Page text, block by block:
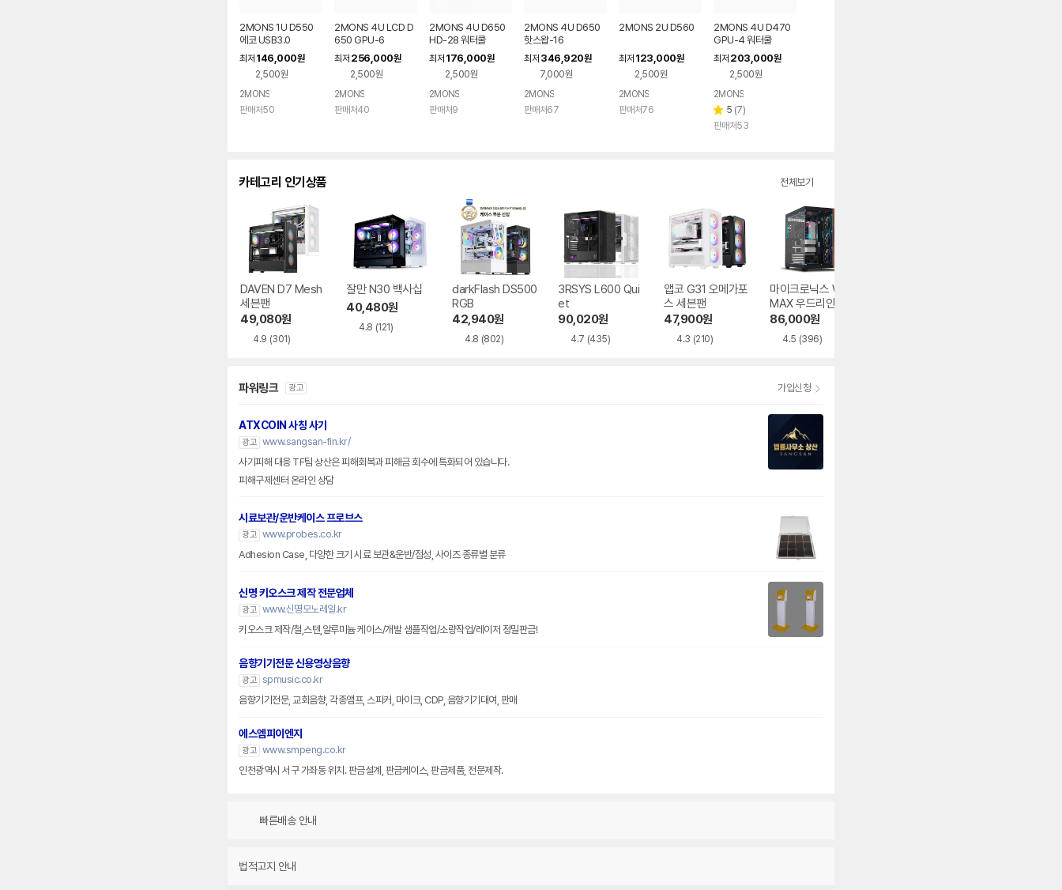
2MONS 1U D550
에코 USB3.0
최저 146,000원
2,500원
2MONS
판매처50
2MONS 4U LCD D
650 GPU-6
최저 256,000원
2,500원
2MONS
판매처40
2MONS 4U D650
HD-28 워터쿨
최저 176,000원
2,500원
2MONS
판매처9
2MONS 4U D650
핫스왑-16
최저 346,920원
7,000원
2MONS
판매처67
2MONS 2U D560
최저 123,000원
2,500원
2MONS
판매처76
2MONS 4U D470
GPU-4 워터쿨
최저 203,000원
2,500원
2MONS
별
점
5 리
뷰
(7)
판매처53
카테고리 인기상품 전체보기
DAVEN D7 Mesh
세븐팬
49,080원
4.9 (301)
잘만 N30 백사십
40,480원
4.8 (121)
darkFlash DS500
RGB
42,940원
4.8 (802)
3RSYS L600 Qui
et
90,020원
4.7 (435)
앱코 G31 오메가포
스 세븐팬
47,900원
4.3 (210)
마이크로닉스 WIZ
MAX 우드리안 MA
X
86,000원
4.5 (396)
파워링크 광고 가입신청
ATXCOIN 사칭 사기
광고 www.sangsan-fin.kr/
사기피해 대응 TF팀 상산은 피해회복과 피해금 회수에 특화되어 있습니다.
피해구제센터 온라인 상담
시료보관/운반케이스 프로브스
광고 www.probes.co.kr
Adhesion Case, 다양한 크기 시료 보관&운반/점성, 사이즈 종류별 분류
신명 키오스크 제작 전문업체
광고 www.신명모노레일.kr
키오스크 제작/철,스텐,알루미늄 케이스/개발 샘플작업/소량작업/레이저 정밀판금!
음향기기전문 신용영상음향
광고 spmusic.co.kr
음향기기전문, 교회음향, 각종앰프, 스피커, 마이크, CDP, 음향기기대여, 판매
에스엠피이엔지
광고 www.smpeng.co.kr
인천광역시 서구 가좌동 위치. 판금설계, 판금케이스, 판금제품, 전문제작.
빠른배송 안내
법적고지 안내